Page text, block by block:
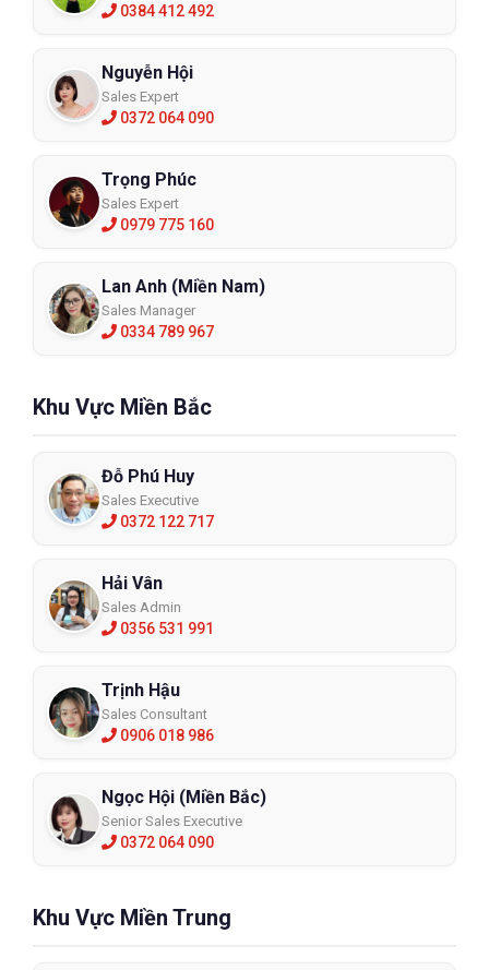
0384 412 492
Nguyễn Hội
Sales Expert
0372 064 090
Trọng Phúc
Sales Expert
0979 775 160
Lan Anh (Miền Nam)
Sales Manager
0334 789 967
Khu Vực Miền Bắc
Đỗ Phú Huy
Sales Executive
0372 122 717
Hải Vân
Sales Admin
0356 531 991
Trịnh Hậu
Sales Consultant
0906 018 986
Ngọc Hội (Miền Bắc)
Senior Sales Executive
0372 064 090
Khu Vực Miền Trung